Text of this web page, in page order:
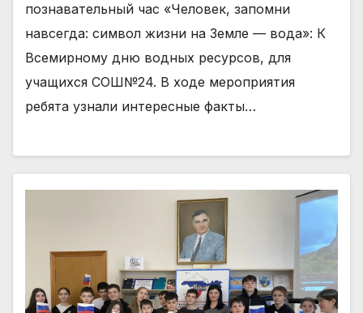
познавательный час «Человек, запомни
навсегда: символ жизни на Земле — вода»: К
Всемирному дню водных ресурсов, для
учащихся СОШ№24. В ходе мероприятия
ребята узнали интересные факты…